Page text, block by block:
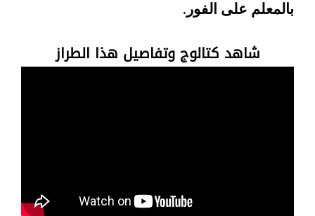
بالمعلم على الفور.
شاهد كتالوج وتفاصيل هذا الطراز